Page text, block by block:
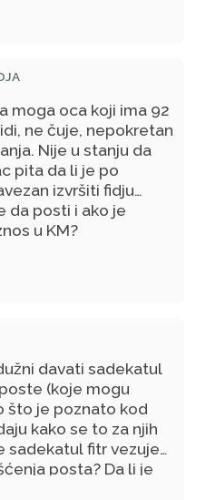
moga oca koji ima 92
ne čuje, nepokretan
Nije u stanju da
pita da li je po
izvršiti fidju
da posti i ako je
u KM?
davati sadekatul
(koje mogu
što je poznato kod
kako se to za njih
sadekatul fitr vezuje
posta? Da li je
za malodobnu